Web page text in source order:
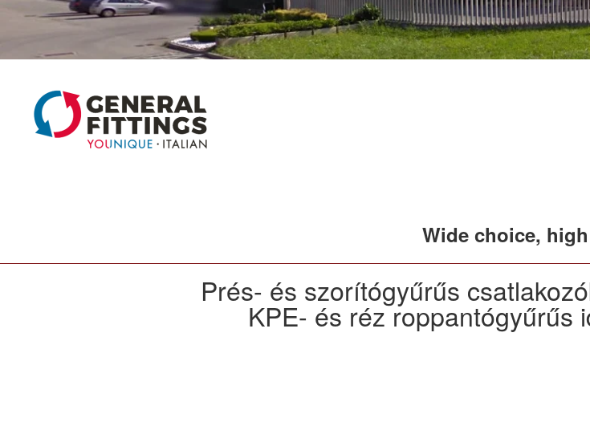
Wide choice,
Prés- és szorítógyűrűs
KPE- és réz roppantógyűrűs